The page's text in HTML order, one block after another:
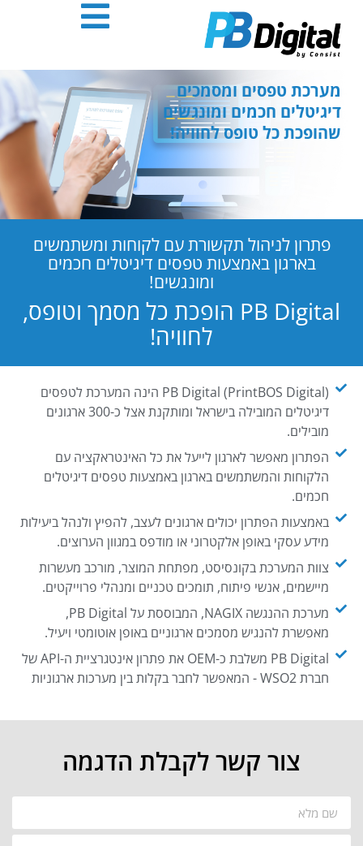
אנטר
מערכת טפסים ומסמכים
דיגיטלים חכמים ומונגשים
שהופכת כל טופס לחוויה!
פתרון לניהול תקשורת עם לקוחות ומשתמשים
בארגון באמצעות טפסים דיגיטלים חכמים
ומונגשים!
PB Digital הופכת כל מסמך וטופס,
לחוויה!
PB Digital (PrintBOS Digital) הינה המערכת לטפסים
דיגיטלים המובילה בישראל ומותקנת אצל כ-300 ארגונים
מובילים.
הפתרון מאפשר לארגון לייעל את כל האינטראקציה עם
הלקוחות והמשתמשים בארגון באמצעות טפסים דיגיטלים
חכמים.
באמצעות הפתרון יכולים ארגונים לעצב, להפיץ ולנהל ביעילות
מידע עסקי באופן אלקטרוני או מודפס במגוון הערוצים.
צוות המערכת בקונסיסט, מפתחת המוצר, מורכב מעשרות
מיישמים, אנשי פיתוח, תומכים טכניים ומנהלי פרוייקטים.
מערכת ההנגשה NAGIX, המבוססת על PB Digital,
מאפשרת להנגיש מסמכים ארגוניים באופן אוטומטי ויעיל.
PB Digital משלבת כ-OEM את פתרון אינטגרציית ה-API של
חברת WSO2 - המאפשר לחבר בקלות בין מערכות ארגוניות
צור קשר לקבלת הדגמה